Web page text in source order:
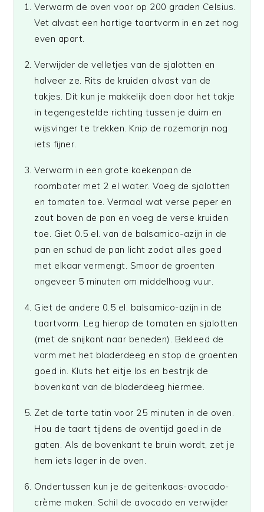
Verwarm de oven voor op 200 graden Celsius.
Vet alvast een hartige taartvorm in en zet nog
even apart.
Verwijder de velletjes van de sjalotten en
halveer ze. Rits de kruiden alvast van de
takjes. Dit kun je makkelijk doen door het takje
in tegengestelde richting tussen je duim en
wijsvinger te trekken. Knip de rozemarijn nog
iets fijner.
Verwarm in een grote koekenpan de
roomboter met 2 el water. Voeg de sjalotten
en tomaten toe. Vermaal wat verse peper en
zout boven de pan en voeg de verse kruiden
toe. Giet 0.5 el. van de balsamico-azijn in de
pan en schud de pan licht zodat alles goed
met elkaar vermengt. Smoor de groenten
ongeveer 5 minuten om middelhoog vuur.
Giet de andere 0.5 el. balsamico-azijn in de
taartvorm. Leg hierop de tomaten en sjalotten
(met de snijkant naar beneden). Bekleed de
vorm met het bladerdeeg en stop de groenten
goed in. Kluts het eitje los en bestrijk de
bovenkant van de bladerdeeg hiermee.
Zet de tarte tatin voor 25 minuten in de oven.
Hou de taart tijdens de oventijd goed in de
gaten. Als de bovenkant te bruin wordt, zet je
hem iets lager in de oven.
Ondertussen kun je de geitenkaas-avocado-
crème maken. Schil de avocado en verwijder